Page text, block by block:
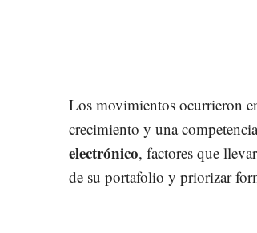
Los movimientos ocurrieron
crecimiento y una
electrónico, factores que
de su portafolio y priorizar